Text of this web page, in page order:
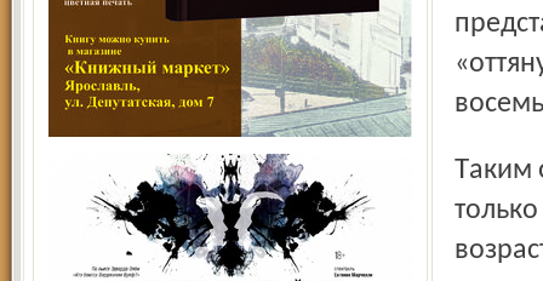
Таким образом, в гегемонию «Россиян» сумел вторгнуться